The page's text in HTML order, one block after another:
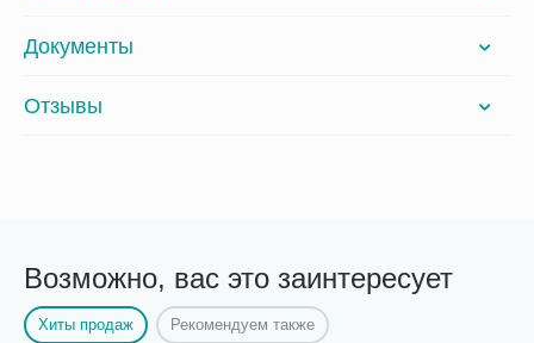
Документы
Отзывы
Возможно, вас это заинтересует
Хиты продаж Рекомендуем также